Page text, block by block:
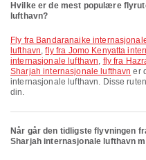
Hvilke er de mest populære
lufthavn?
fly fra Bandaranaike internasjonale lufthavn til Sharjah internasjonale
lufthavn,fly fra Jomo Kenyatta
internasjonale lufthavn, fly fra
Sharjah internasjonale lufthavn er
internasjonale lufthavn. Disse
din.
Når går den tidligste flyvningen
Sharjah internasjonale lufthavn